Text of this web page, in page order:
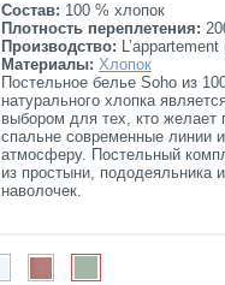
Состав: 100 % хлопок
Плотность переплетения:
Производство:
Материалы: Хлопок
Постельное белье Soho из
натурального хлопка
выбором для тех, кто желает
спальне современные линии
атмосферу. Постельный
из простыни, пододеяльника
наволочек.